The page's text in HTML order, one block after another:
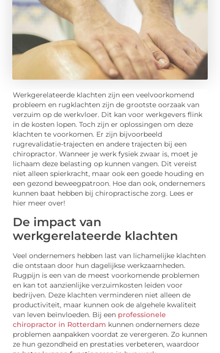
Werkgerelateerde klachten zijn een veelvoorkomend
probleem en rugklachten zijn de grootste oorzaak van
verzuim op de werkvloer. Dit kan voor werkgevers flink
in de kosten lopen. Toch zijn er oplossingen om deze
klachten te voorkomen. Er zijn bijvoorbeeld
rugrevalidatie-trajecten en andere trajecten bij een
chiropractor. Wanneer je werk fysiek zwaar is, moet je
lichaam deze belasting op kunnen vangen. Dit vereist
niet alleen spierkracht, maar ook een goede houding en
een gezond beweegpatroon. Hoe dan ook, ondernemers
kunnen baat hebben bij chiropractische zorg. Lees er
hier meer over!
De impact van
werkgerelateerde klachten
Veel ondernemers hebben last van lichamelijke klachten
die ontstaan door hun dagelijkse werkzaamheden.
Rugpijn is een van de meest voorkomende problemen
en kan tot aanzienlijke verzuimkosten leiden voor
bedrijven. Deze klachten verminderen niet alleen de
productiviteit, maar kunnen ook de algehele kwaliteit
van leven beïnvloeden. Bij een professionele
chiropractor in Rotterdam kunnen ondernemers deze
problemen aanpakken voordat ze verergeren. Zo kunnen
ze hun gezondheid en prestaties verbeteren, waardoor